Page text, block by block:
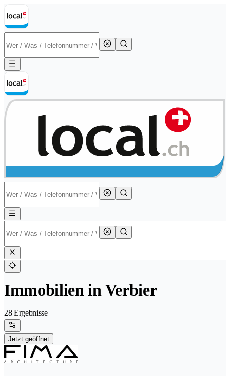
Immobilien in Verbier
28 Ergebnisse
Jetzt geöffnet